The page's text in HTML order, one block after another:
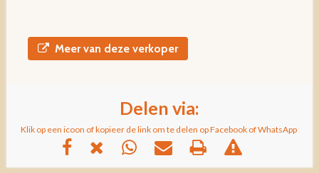
Meer van deze verkoper
Delen via:
Klik op een icoon of kopieer de link om te delen op Facebook of WhatsApp